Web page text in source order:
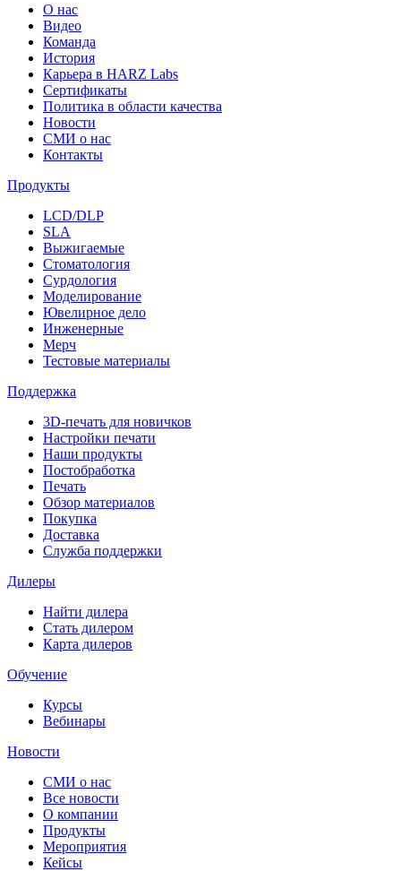
О нас
Видео
Команда
История
Карьера в HARZ Labs
Сертификаты
Политика в области качества
Новости
СМИ о нас
Контакты
Продукты
LCD/DLP
SLA
Выжигаемые
Стоматология
Сурдология
Моделирование
Ювелирное дело
Инженерные
Мерч
Тестовые материалы
Поддержка
3D-печать для новичков
Настройки печати
Наши продукты
Постобработка
Печать
Обзор материалов
Покупка
Доставка
Служба поддержки
Дилеры
Найти дилера
Cтать дилером
Карта дилеров
Обучение
Курсы
Вебинары
Новости
СМИ о нас
Все новости
О компании
Продукты
Мероприятия
Кейсы